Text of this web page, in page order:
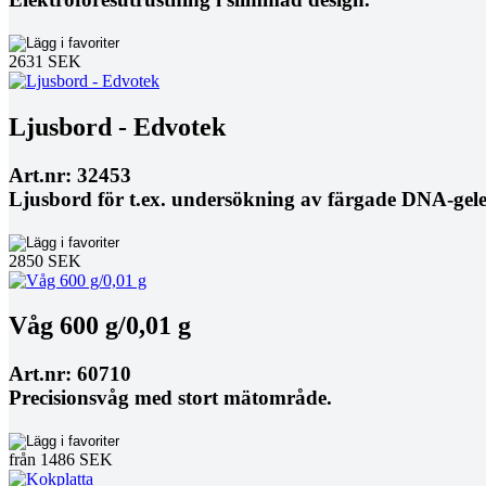
2631 SEK
Ljusbord - Edvotek
Art.nr: 32453
Ljusbord för t.ex. undersökning av färgade DNA-
2850 SEK
Våg 600 g/0,01 g
Art.nr: 60710
Precisionsvåg med stort mätområde.
från 1486 SEK